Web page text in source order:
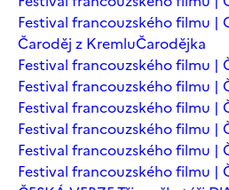
Festival francouzského filmu |
Čaroděj z KremluČarodějka
Festival francouzského filmu |
Festival francouzského filmu |
Festival francouzského filmu |
Festival francouzského filmu |
Festival francouzského filmu |
Festival francouzského filmu |